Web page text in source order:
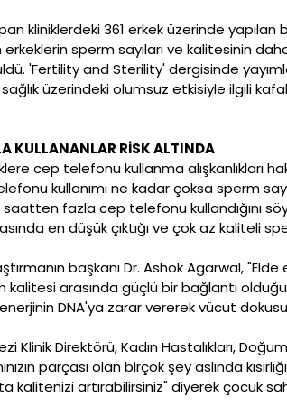
kliniklerdeki 361 erkek üzerinde
sperm sayıları ve kalitesinin
'Fertility and Sterility' dergisinde
üzerindeki olumsuz etkisiyle ilgili
KULLANANLAR RİSK ALTINDA
cep telefonu kullanma alışkanlıkları
kullanımı ne kadar çoksa sperm
fazla cep telefonu kullandığını
en düşük çıktığı ve çok az kaliteli
başkanı Dr. Ashok Agarwal,
kalitesi arasında güçlü bir bağlantı
DNA'ya zarar vererek vücut
Klinik Direktörü, Kadın Hastalıkları,
parçası olan birçok şey aslında
kalitenizi artırabilirsiniz" diyerek çocuk